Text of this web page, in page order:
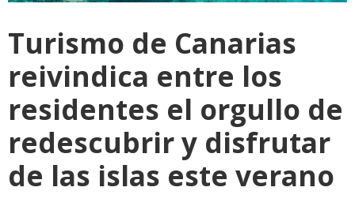
Turismo de Canarias
reivindica entre los
residentes el orgullo de
redescubrir y disfrutar
de las islas este verano